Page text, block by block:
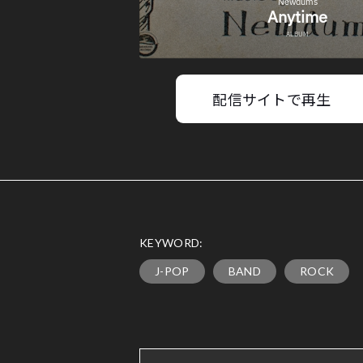
配信サイトで再生
KEYWORD:
J-POP BAND ROCK